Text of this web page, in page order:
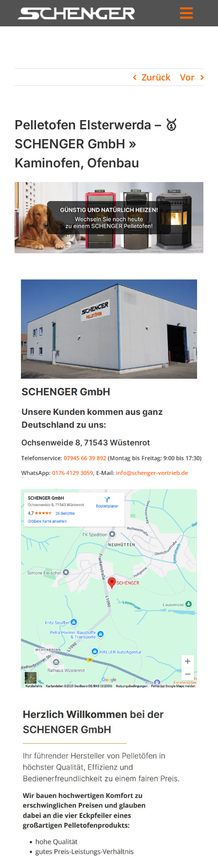
Inhalt
HÄNDLERSUCHE
UNTERNEHMEN
PROFIL
WARENKORB
PRODUCTS
SEARCH
Zurück Vor
Pelletofen Elsterwerda – 🥇
SCHENGER GmbH »
Kaminofen, Ofenbau